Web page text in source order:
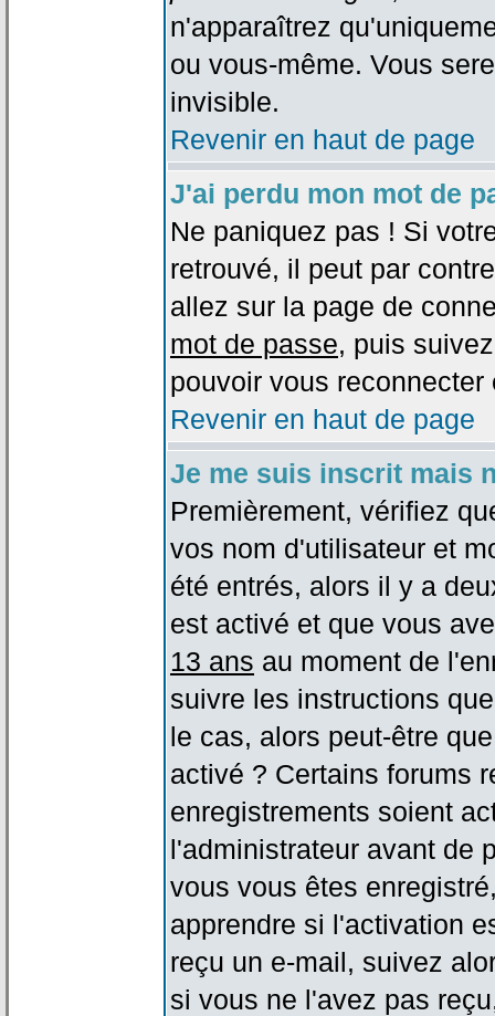
n'apparaîtrez
ou vous-même. Vous
invisible.
Revenir en haut de page
J'ai perdu mon mot de
Ne paniquez pas ! Si
retrouvé, il peut par
allez sur la page de
mot de passe, puis
pouvoir vous
Revenir en haut de page
Je me suis inscrit mais
Premièrement, vérifiez
vos nom d'utilisateur et
été entrés, alors il y a
est activé et que vous
13 ans au moment de
suivre les instructions
le cas, alors peut-être
activé ? Certains forums
enregistrements soient
l'administrateur avant de
vous vous êtes
apprendre si l'activation
reçu un e-mail, suivez
si vous ne l'avez pas